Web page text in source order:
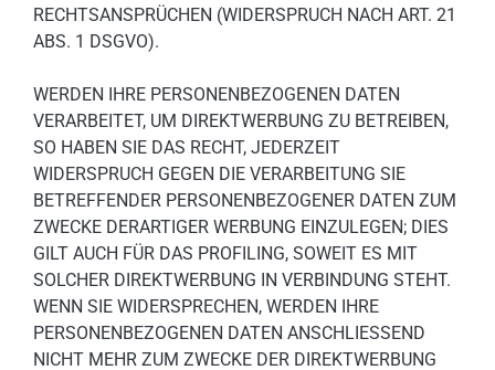
RECHTSANSPRÜCHEN (WIDERSPRUCH NACH ART. 21
ABS. 1 DSGVO).
WERDEN IHRE PERSONENBEZOGENEN DATEN
VERARBEITET, UM DIREKTWERBUNG ZU BETREIBEN,
SO HABEN SIE DAS RECHT, JEDERZEIT
WIDERSPRUCH GEGEN DIE VERARBEITUNG SIE
BETREFFENDER PERSONENBEZOGENER DATEN ZUM
ZWECKE DERARTIGER WERBUNG EINZULEGEN; DIES
GILT AUCH FÜR DAS PROFILING, SOWEIT ES MIT
SOLCHER DIREKTWERBUNG IN VERBINDUNG STEHT.
WENN SIE WIDERSPRECHEN, WERDEN IHRE
PERSONENBEZOGENEN DATEN ANSCHLIESSEND
NICHT MEHR ZUM ZWECKE DER DIREKTWERBUNG